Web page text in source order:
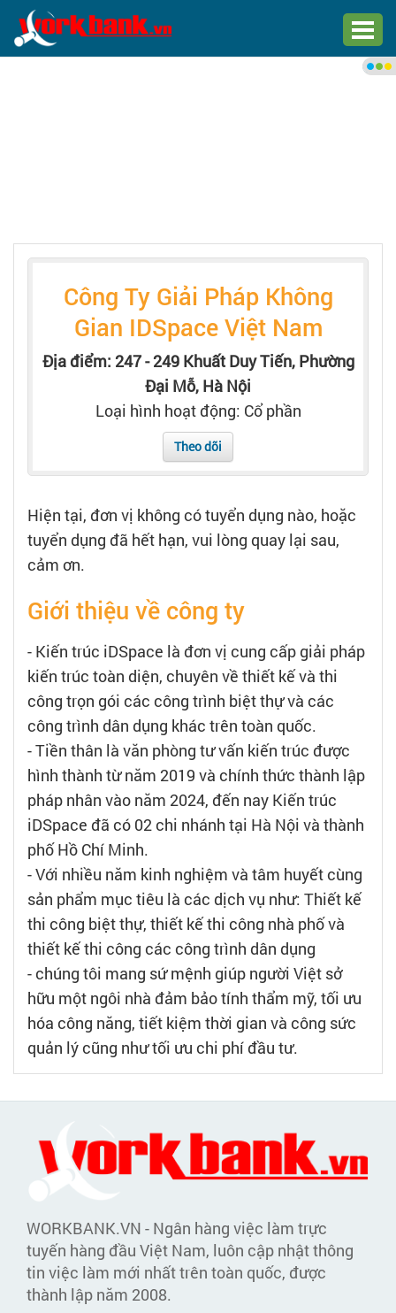
Trang chủ
Việc làm mới nhất
Tìm việc làm
Bạn cần tuyển người
Nhà tuyển dụng
Công Ty Giải Pháp Không
Gian IDSpace Việt Nam
Địa điểm: 247 - 249 Khuất Duy Tiến, Phường
Đại Mỗ, Hà Nội
Loại hình hoạt động: Cổ phần
Theo dõi
Hiện tại, đơn vị không có tuyển dụng nào, hoặc
tuyển dụng đã hết hạn, vui lòng quay lại sau,
cảm ơn.
Giới thiệu về công ty
- Kiến trúc iDSpace là đơn vị cung cấp giải pháp
kiến trúc toàn diện, chuyên về thiết kế và thi
công trọn gói các công trình biệt thự và các
công trình dân dụng khác trên toàn quốc.
- Tiền thân là văn phòng tư vấn kiến trúc được
hình thành từ năm 2019 và chính thức thành lập
pháp nhân vào năm 2024, đến nay Kiến trúc
iDSpace đã có 02 chi nhánh tại Hà Nội và thành
phố Hồ Chí Minh.
- Với nhiều năm kinh nghiệm và tâm huyết cùng
sản phẩm mục tiêu là các dịch vụ như: Thiết kế
thi công biệt thự, thiết kế thi công nhà phố và
thiết kế thi công các công trình dân dụng
- chúng tôi mang sứ mệnh giúp người Việt sở
hữu một ngôi nhà đảm bảo tính thẩm mỹ, tối ưu
hóa công năng, tiết kiệm thời gian và công sức
quản lý cũng như tối ưu chi phí đầu tư.
WORKBANK.VN - Ngân hàng việc làm trực
tuyến hàng đầu Việt Nam, luôn cập nhật thông
tin việc làm mới nhất trên toàn quốc, được
thành lập năm 2008.